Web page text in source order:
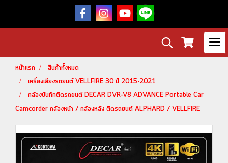
หน้าแรก
สินค้าทั้งหมด
เครื่องเสียงรถยนต์ VELLFIRE 30 ปี 2015-2021
กล้องบันทึกติดรถยนต์ DECAR DVR-V8 ADVANCE Portable Car
Camcorder กล้องหน้า / กล้องหลัง ติดรถยนต์ ALPHARD / VELLFIRE